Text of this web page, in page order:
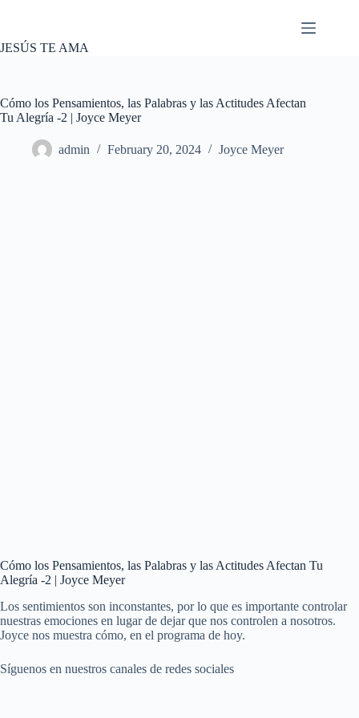
JESÚS TE AMA
Cómo los Pensamientos, las Palabras y las Actitudes Afectan
Tu Alegría -2 | Joyce Meyer
admin February 20, 2024 Joyce Meyer
Cómo los Pensamientos, las Palabras y las Actitudes Afectan Tu
Alegría -2 | Joyce Meyer
Los sentimientos son inconstantes, por lo que es importante controlar
nuestras emociones en lugar de dejar que nos controlen a nosotros.
Joyce nos muestra cómo, en el programa de hoy.
Síguenos en nuestros canales de redes sociales